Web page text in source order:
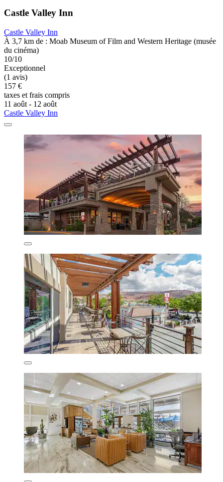
Castle Valley Inn
Castle Valley Inn
À 3,7 km de : Moab Museum of Film and Western Heritage (musée
du cinéma)
10/10
Exceptionnel
(1 avis)
157 €
taxes et frais compris
11 août - 12 août
Castle Valley Inn